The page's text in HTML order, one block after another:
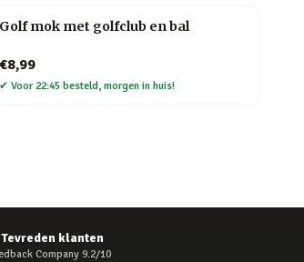
Golf mok met golfclub en bal
€8,99
✔ Voor 22:45 besteld, morgen in huis!
Tevreden klanten
Company 9.2/10